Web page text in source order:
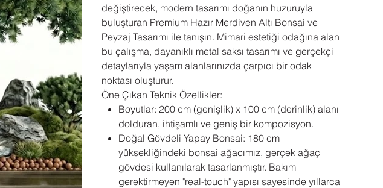
değiştirecek, modern tasarımı doğanın huzuruyla
buluşturan Premium Hazır Merdiven Altı Bonsai ve
Peyzaj Tasarımı ile tanışın. Mimari estetiği odağına alan
bu çalışma, dayanıklı metal saksı tasarımı ve gerçekçi
detaylarıyla yaşam alanlarınızda çarpıcı bir odak
noktası oluşturur.
Öne Çıkan Teknik Özellikler:
Boyutlar: 200 cm (genişlik) x 100 cm (derinlik) alanı
dolduran, ihtişamlı ve geniş bir kompozisyon.
Doğal Gövdeli Yapay Bonsai: 180 cm
yüksekliğindeki bonsai ağacımız, gerçek ağaç
gövdesi kullanılarak tasarlanmıştır. Bakım
gerektirmeyen "real-touch" yapısı sayesinde yıllarca